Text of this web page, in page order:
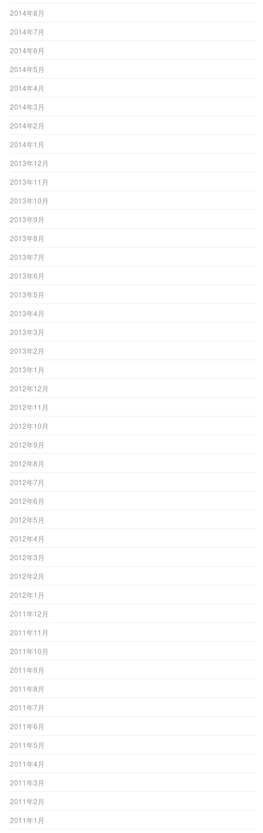
2014年8月
2014年7月
2014年6月
2014年5月
2014年4月
2014年3月
2014年2月
2014年1月
2013年12月
2013年11月
2013年10月
2013年9月
2013年8月
2013年7月
2013年6月
2013年5月
2013年4月
2013年3月
2013年2月
2013年1月
2012年12月
2012年11月
2012年10月
2012年9月
2012年8月
2012年7月
2012年6月
2012年5月
2012年4月
2012年3月
2012年2月
2012年1月
2011年12月
2011年11月
2011年10月
2011年9月
2011年8月
2011年7月
2011年6月
2011年5月
2011年4月
2011年3月
2011年2月
2011年1月